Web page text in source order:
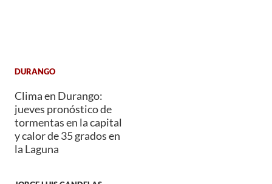
DURANGO
Clima en Durango:
jueves pronóstico de
tormentas en la capital
y calor de 35 grados en
la Laguna